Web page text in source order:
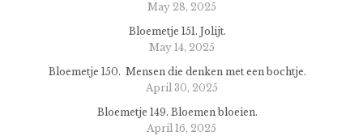
May 28, 2025
Bloemetje 151. Jolijt.
May 14, 2025
Bloemetje 150. Mensen die denken met een bochtje.
April 30, 2025
Bloemetje 149. Bloemen bloeien.
April 16, 2025